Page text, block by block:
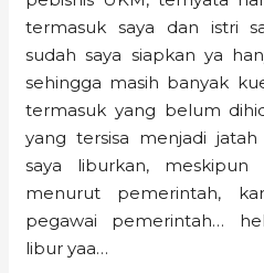
termasuk saya dan istri
sudah saya siapkan ya
sehingga masih banyak
termasuk yang belum
yang tersisa menjadi
saya liburkan,
menurut pemerintah,
pegawai pemerintah…
libur yaa…